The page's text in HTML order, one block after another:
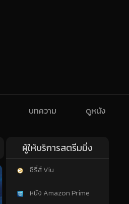
บทความ ดูหนัง
ผู้ให้บริการสตรีมมิ่ง
ซีรี่ส์ Viu
หนัง Amazon Prime